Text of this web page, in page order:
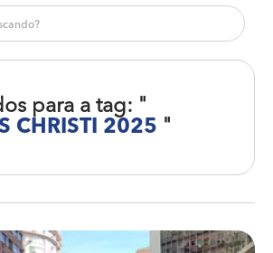
para a tag: "
CHRISTI 2025 "